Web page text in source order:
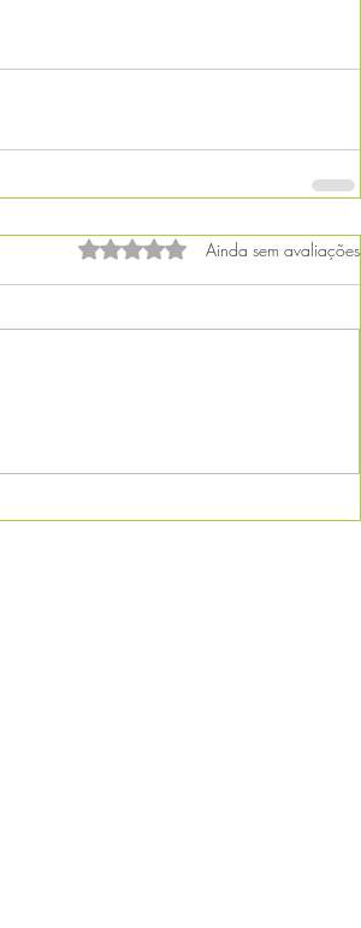
Avaliado com 0 de 5 estrelas.Ainda sem avaliações